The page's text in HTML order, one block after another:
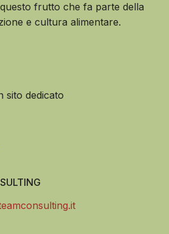
frutto che fa parte della
e cultura alimentare.
sito dedicato